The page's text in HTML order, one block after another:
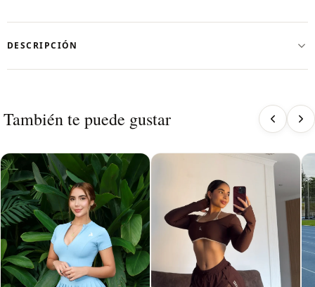
DESCRIPCIÓN
una sola prenda. Diseñado en nylon de alto desempeño, es
fresco, ligero y se adapta a cada movimiento.
en tus entrenamientos.
✔️ Tejido elástico y de secado rápido, ideal para actividades de
alto impacto o uso casual.
✔️ Corte femenino y moderno, que realza la figura sin perder
comodidad.
✔️ Cintura y tirantes ajustables, que aseguran un fit perfecto
en todo momento.
Una prenda versátil que te acompaña con estilo, confianza y
También te puede gustar